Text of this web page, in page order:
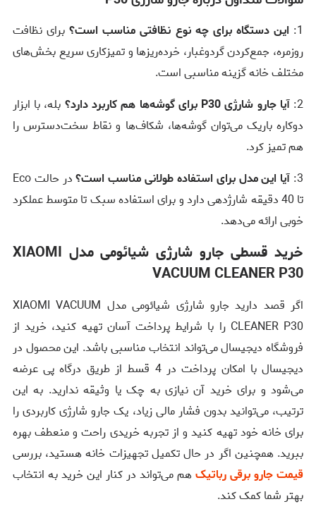
1: این دستگاه برای چه نوع نظافتی مناسب است؟برای نظافت
روزمره، جمع‌کردن گردوغبار، خرده‌ریزها و تمیزکاری سریع بخش‌های
مختلف خانه گزینه مناسبی است.
2: آیا جارو شارژی P30 برای گوشه‌ها هم کاربرد دارد؟
بله، با ابزار
دوکاره باریک می‌توان گوشه‌ها، شکاف‌ها و نقاط سخت‌دسترس را
هم تمیز کرد.
3: آیا این مدل برای استفاده طولانی مناسب است؟
در حالت Eco
تا 40 دقیقه شارژدهی دارد و برای استفاده سبک تا متوسط عملکرد
خوبی ارائه می‌دهد.
خرید قسطی جارو شارژی شیائومی مدل XIAOMI
VACUUM CLEANER P30
اگر قصد دارید جارو شارژی شیائومی مدل XIAOMI VACUUM
CLEANER P30 را با شرایط پرداخت آسان تهیه کنید، خرید از
فروشگاه دیجیسال می‌تواند انتخاب مناسبی باشد. این محصول در
دیجیسال با امکان پرداخت در 4 قسط از طریق درگاه پی عرضه
می‌شود و برای خرید آن نیازی به چک یا وثیقه ندارید. به این
ترتیب، می‌توانید بدون فشار مالی زیاد، یک جارو شارژی کاربردی را
برای خانه خود تهیه کنید و از تجربه خریدی راحت و منعطف بهره
ببرید. همچنین اگر در حال تکمیل تجهیزات خانه هستید، بررسی
قیمت جارو برقی رباتیکهم می‌تواند در کنار این خرید به انتخاب
بهتر شما کمک کند.